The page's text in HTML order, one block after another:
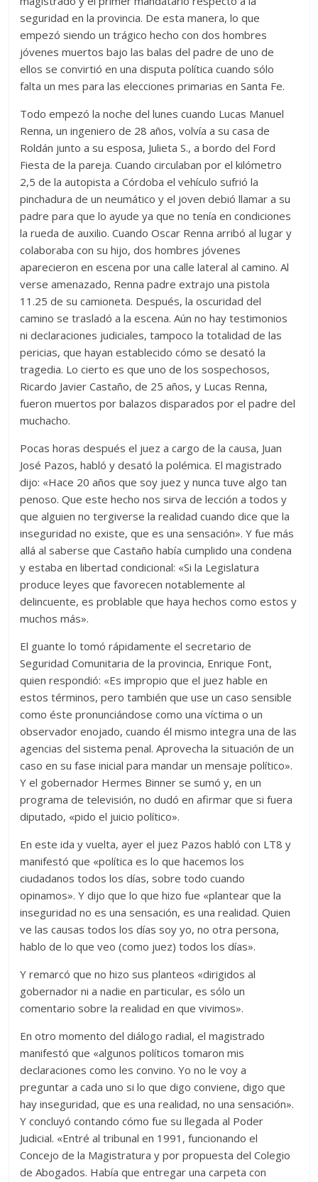
seguridad en la provincia. De esta manera, lo que
empezó siendo un trágico hecho con dos hombres
jóvenes muertos bajo las balas del padre de uno de
ellos se convirtió en una disputa política cuando sólo
falta un mes para las elecciones primarias en Santa Fe.
Todo empezó la noche del lunes cuando Lucas Manuel
Renna, un ingeniero de 28 años, volvía a su casa de
Roldán junto a su esposa, Julieta S., a bordo del Ford
Fiesta de la pareja. Cuando circulaban por el kilómetro
2,5 de la autopista a Córdoba el vehículo sufrió la
pinchadura de un neumático y el joven debió llamar a su
padre para que lo ayude ya que no tenía en condiciones
la rueda de auxilio. Cuando Oscar Renna arribó al lugar y
colaboraba con su hijo, dos hombres jóvenes
aparecieron en escena por una calle lateral al camino. Al
verse amenazado, Renna padre extrajo una pistola
11.25 de su camioneta. Después, la oscuridad del
camino se trasladó a la escena. Aún no hay testimonios
ni declaraciones judiciales, tampoco la totalidad de las
pericias, que hayan establecido cómo se desató la
tragedia. Lo cierto es que uno de los sospechosos,
Ricardo Javier Castaño, de 25 años, y Lucas Renna,
fueron muertos por balazos disparados por el padre del
muchacho.
Pocas horas después el juez a cargo de la causa, Juan
José Pazos, habló y desató la polémica. El magistrado
dijo: «Hace 20 años que soy juez y nunca tuve algo tan
penoso. Que este hecho nos sirva de lección a todos y
que alguien no tergiverse la realidad cuando dice que la
inseguridad no existe, que es una sensación». Y fue más
allá al saberse que Castaño había cumplido una condena
y estaba en libertad condicional: «Si la Legislatura
produce leyes que favorecen notablemente al
delincuente, es problable que haya hechos como estos y
muchos más».
El guante lo tomó rápidamente el secretario de
Seguridad Comunitaria de la provincia, Enrique Font,
quien respondió: «Es impropio que el juez hable en
estos términos, pero también que use un caso sensible
como éste pronunciándose como una víctima o un
observador enojado, cuando él mismo integra una de las
agencias del sistema penal. Aprovecha la situación de un
caso en su fase inicial para mandar un mensaje político».
Y el gobernador Hermes Binner se sumó y, en un
programa de televisión, no dudó en afirmar que si fuera
diputado, «pido el juicio político».
En este ida y vuelta, ayer el juez Pazos habló con LT8 y
manifestó que «política es lo que hacemos los
ciudadanos todos los días, sobre todo cuando
opinamos». Y dijo que lo que hizo fue «plantear que la
inseguridad no es una sensación, es una realidad. Quien
ve las causas todos los días soy yo, no otra persona,
hablo de lo que veo (como juez) todos los días».
Y remarcó que no hizo sus planteos «dirigidos al
gobernador ni a nadie en particular, es sólo un
comentario sobre la realidad en que vivimos».
En otro momento del diálogo radial, el magistrado
manifestó que «algunos políticos tomaron mis
declaraciones como les convino. Yo no le voy a
preguntar a cada uno si lo que digo conviene, digo que
hay inseguridad, que es una realidad, no una sensación».
Y concluyó contando cómo fue su llegada al Poder
Judicial. «Entré al tribunal en 1991, funcionando el
Concejo de la Magistratura y por propuesta del Colegio
de Abogados. Había que entregar una carpeta con